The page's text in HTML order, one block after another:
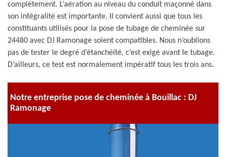
complètement. L’aération au niveau du conduit maçonné dans
son intégralité est importante. Il convient aussi que tous les
constituants utilisés pour la pose de tubage de cheminée sur
24480 avec DJ Ramonage soient compatibles. Nous n’oublions
pas de tester le degré d’étanchéité, c’est exigé avant le tubage.
D’ailleurs, ce test est normalement impératif tous les trois ans.
Notre entreprise pose de cheminée à Bouillac : DJ
Ramonage